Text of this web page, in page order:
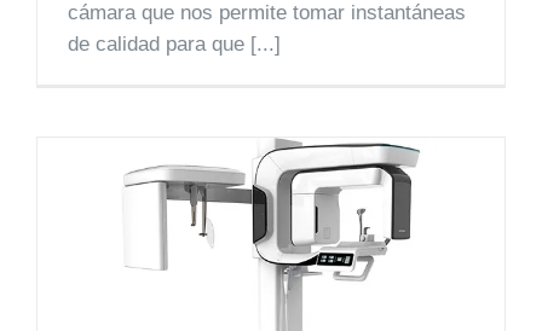
cámara que nos permite tomar instantáneas
de calidad para que [...]